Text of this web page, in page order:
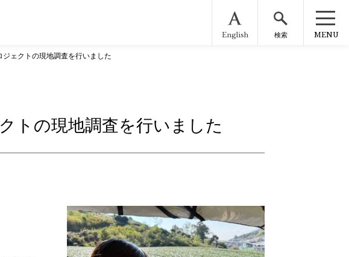
English 検索 MENU
ェクトの現地調査を行いました
トの現地調査を行いました